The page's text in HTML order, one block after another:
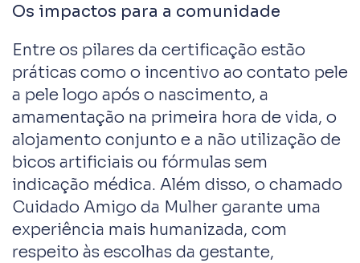
Os impactos para a comunidade
Entre os pilares da certificação estão
práticas como o incentivo ao contato pele
a pele logo após o nascimento, a
amamentação na primeira hora de vida, o
alojamento conjunto e a não utilização de
bicos artificiais ou fórmulas sem
indicação médica. Além disso, o chamado
Cuidado Amigo da Mulher garante uma
experiência mais humanizada, com
respeito às escolhas da gestante,